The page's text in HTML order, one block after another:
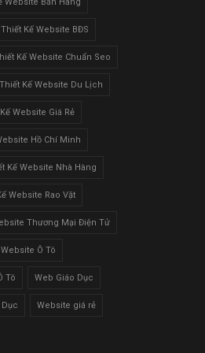
Thiết Kế Website BĐS
Kế Website Chuẩn Seo
Thiết Kế Website Du Lịch
Website Giá Rẻ
Hồ Chí Minh
Kế Website Nhà Hàng
Website Rao Vặt
Thương Mại Điện Tử
Ô Tô
Tô Web Giáo Dục
Website giá rẻ